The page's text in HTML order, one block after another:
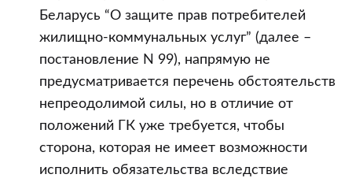
Беларусь “О защите прав потребителей
жилищно-коммунальных услуг” (далее –
постановление N 99), напрямую не
предусматривается перечень обстоятельств
непреодолимой силы, но в отличие от
положений ГК уже требуется, чтобы
сторона, которая не имеет возможности
исполнить обязательства вследствие